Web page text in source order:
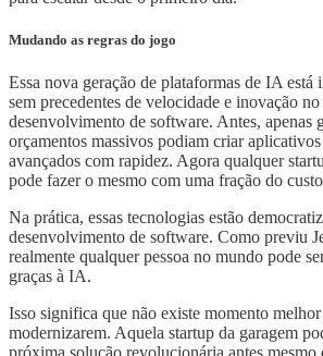
Mudando as regras do jogo
Essa nova geração de plataformas de IA está
sem precedentes de velocidade e inovação
desenvolvimento de software. Antes, apenas
orçamentos massivos podiam criar
avançados com rapidez. Agora qualquer
pode fazer o mesmo com uma fração do
Na prática, essas tecnologias estão
desenvolvimento de software. Como previu
realmente qualquer pessoa no mundo pode
graças à IA.
Isso significa que não existe momento melhor
modernizarem. Aquela startup da garagem